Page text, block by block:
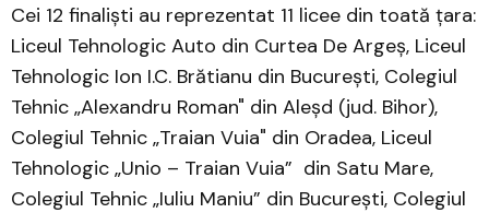
Cei 12 finaliști au reprezentat 11 licee din toată țara:
Liceul Tehnologic Auto din Curtea De Argeș, Liceul
Tehnologic Ion I.C. Brătianu din București, Colegiul
Tehnic „Alexandru Roman" din Aleșd (jud. Bihor),
Colegiul Tehnic „Traian Vuia" din Oradea, Liceul
Tehnologic „Unio – Traian Vuia” din Satu Mare,
Colegiul Tehnic „Iuliu Maniu” din București, Colegiul